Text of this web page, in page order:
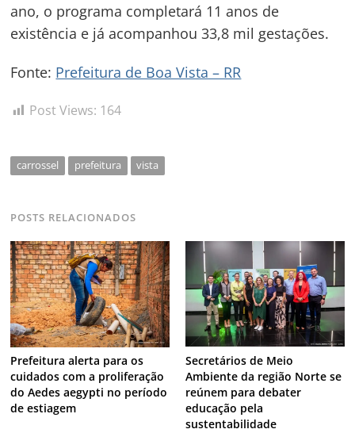
ano, o programa completará 11 anos de
existência e já acompanhou 33,8 mil gestações.
Fonte: Prefeitura de Boa Vista – RR
Post Views: 164
carrossel prefeitura vista
POSTS RELACIONADOS
Prefeitura alerta para os
cuidados com a proliferação
do Aedes aegypti no período
de estiagem
Secretários de Meio
Ambiente da região Norte se
reúnem para debater
educação pela
sustentabilidade